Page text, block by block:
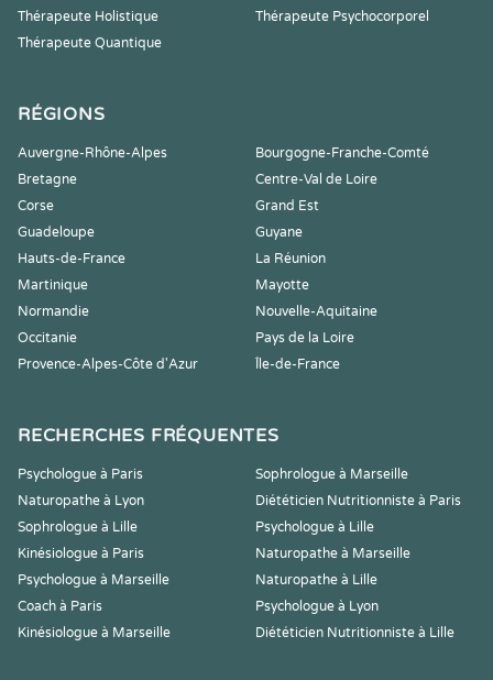
Thérapeute Holistique
Thérapeute Psychocorporel
Thérapeute Quantique
RÉGIONS
Auvergne-Rhône-Alpes
Bourgogne-Franche-Comté
Bretagne
Centre-Val de Loire
Corse
Grand Est
Guadeloupe
Guyane
Hauts-de-France
La Réunion
Martinique
Mayotte
Normandie
Nouvelle-Aquitaine
Occitanie
Pays de la Loire
Provence-Alpes-Côte d'Azur
Île-de-France
RECHERCHES FRÉQUENTES
Psychologue à Paris
Sophrologue à Marseille
Naturopathe à Lyon
Diététicien Nutritionniste à Paris
Sophrologue à Lille
Psychologue à Lille
Kinésiologue à Paris
Naturopathe à Marseille
Psychologue à Marseille
Naturopathe à Lille
Coach à Paris
Psychologue à Lyon
Kinésiologue à Marseille
Diététicien Nutritionniste à Lille